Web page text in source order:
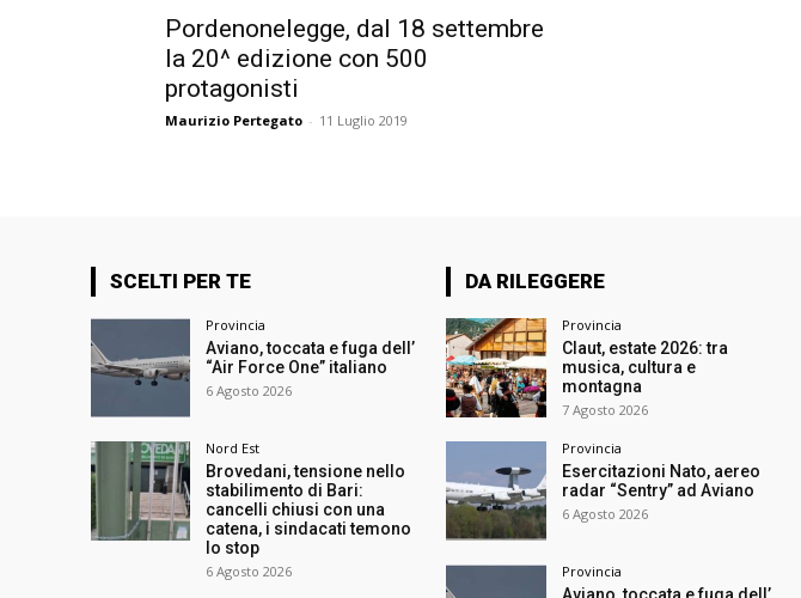
Pordenonelegge, dal 18 settembre
la 20^ edizione con 500
protagonisti
Maurizio Pertegato - 11 Luglio 2019
SCELTI PER TE
Provincia
Aviano, toccata e fuga dell’
“Air Force One” italiano
6 Agosto 2026
Nord Est
Brovedani, tensione nello
stabilimento di Bari:
cancelli chiusi con una
catena, i sindacati temono
lo stop
6 Agosto 2026
DA RILEGGERE
Provincia
Claut, estate 2026: tra
musica, cultura e
montagna
7 Agosto 2026
Provincia
Esercitazioni Nato, aereo
radar “Sentry” ad Aviano
6 Agosto 2026
Provincia